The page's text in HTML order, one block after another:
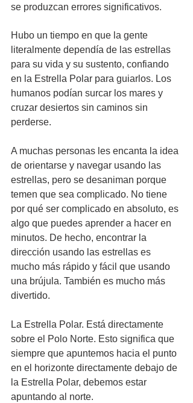
se produzcan errores significativos.
Hubo un tiempo en que la gente
literalmente dependía de las estrellas
para su vida y su sustento, confiando
en la Estrella Polar para guiarlos. Los
humanos podían surcar los mares y
cruzar desiertos sin caminos sin
perderse.
A muchas personas les encanta la idea
de orientarse y navegar usando las
estrellas, pero se desaniman porque
temen que sea complicado. No tiene
por qué ser complicado en absoluto, es
algo que puedes aprender a hacer en
minutos. De hecho, encontrar la
dirección usando las estrellas es
mucho más rápido y fácil que usando
una brújula. También es mucho más
divertido.
La Estrella Polar. Está directamente
sobre el Polo Norte. Esto significa que
siempre que apuntemos hacia el punto
en el horizonte directamente debajo de
la Estrella Polar, debemos estar
apuntando al norte.